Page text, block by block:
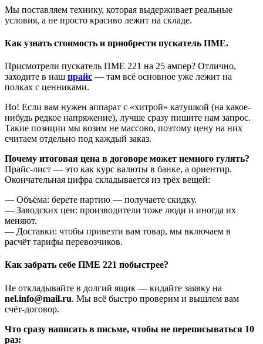
Мы поставляем технику, которая выдерживает реальные
условия, а не просто красиво лежит на складе.
Как узнать стоимость и приобрести пускатель ПМЕ.
Присмотрели пускатель ПМЕ 221 на 25 ампер? Отлично,
заходите в наш прайс — там всё основное уже лежит на
полках с ценниками.
Но! Если вам нужен аппарат с «хитрой» катушкой (на какое-
нибудь редкое напряжение), лучше сразу пишите нам запрос.
Такие позиции мы возим не массово, поэтому цену на них
считаем отдельно под каждый заказ.
Почему итоговая цена в договоре может немного гулять?
Прайс-лист — это как курс валюты в банке, а ориентир.
Окончательная цифра складывается из трёх вещей:
— Объёма: берете партию — получаете скидку.
— Заводских цен: производители тоже люди и иногда их
меняют.
— Доставки: чтобы привезти вам товар, мы включаем в
расчёт тарифы перевозчиков.
Как забрать себе ПМЕ 221 побыстрее?
Не откладывайте в долгий ящик — кидайте заявку на
nel.info@mail.ru. Мы всё быстро проверим и вышлем вам
счёт-договор.
Что сразу написать в письме, чтобы не переписываться 10
раз: